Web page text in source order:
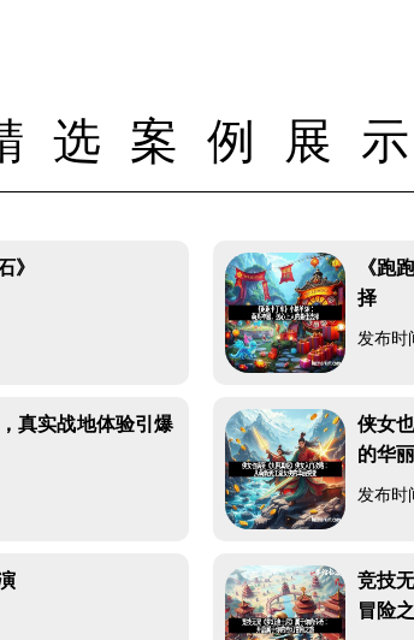
选案例展示
》
《跑
择
发布
真实战地体验引爆
侠女
的华
发布
竞技
冒险